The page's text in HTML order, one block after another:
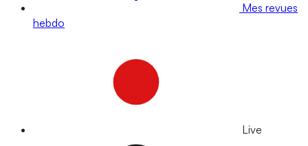
Mes revues
hebdo
Live